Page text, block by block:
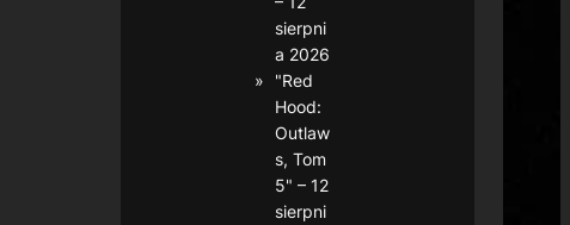
sierpni
a 2026
"Red
Hood:
Outlaw
s, Tom
5" – 12
sierpni